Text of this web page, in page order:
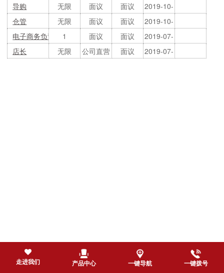
导购 无限 面议 面议
2019-10-
30
仓管 无限 面议 面议
2019-10-
30
电子商务负责人 1 面议 面议
2019-07-
26
店长 无限
公司直营
面议
2019-07-
走进我们 产品中心 一键导航 一键拨号